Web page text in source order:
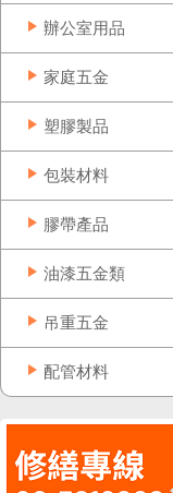
辦公室用品
家庭五金
塑膠製品
包裝材料
膠帶產品
油漆五金類
吊重五金
配管材料